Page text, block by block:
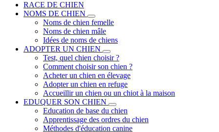
RACE DE CHIEN
NOMS DE CHIEN
Noms de chien femelle
Noms de chien mâle
Idées de noms de chiens
ADOPTER UN CHIEN
Test, quel chien choisir ?
Comment choisir son chien ?
Acheter un chien en élevage
Adopter un chien en refuge
Accueillir un chien ou un chiot à la maison
EDUQUER SON CHIEN
Education de base du chien
Apprentissage des ordres du chien
Méthodes d'éducation canine